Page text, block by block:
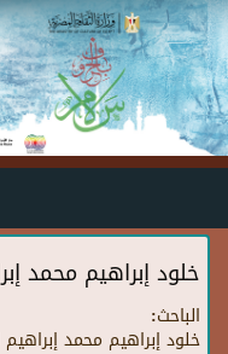
Skip to main content
خلود إبراهيم محمد
الباحث:
خلود إبراهيم محمد